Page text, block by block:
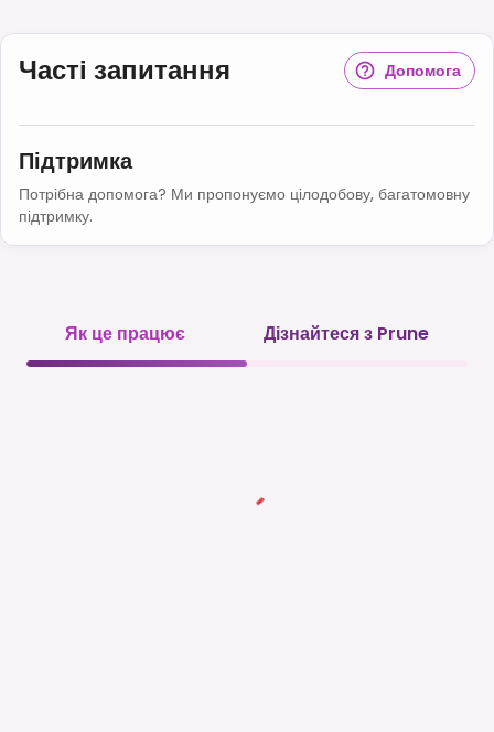
Часті запитання Допомога
Підтримка
Потрібна допомога? Ми пропонуємо цілодобову, багатомовну
підтримку.
Як це працює Дізнайтеся з Prune